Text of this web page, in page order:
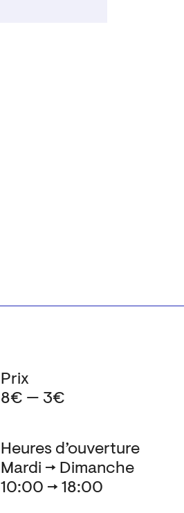
Heures d’ouverture
Mardi → Dimanche
10:00 → 18:00
Prix
8€ — 3€